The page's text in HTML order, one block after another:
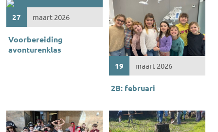
27 maart 2026
Voorbereiding
avonturenklas
19 maart 2026
2B: februari